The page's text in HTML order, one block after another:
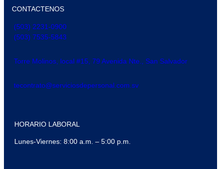
CONTACTENOS
(503) 2231-0900
(503) 7535-5843
Torre Molinos, local #15, 79 Avenida Nte., San Salvador
tecontrato@serviciosdepersonal.com.sv
HORARIO LABORAL
Lunes-Viernes: 8:00 a.m. – 5:00 p.m.